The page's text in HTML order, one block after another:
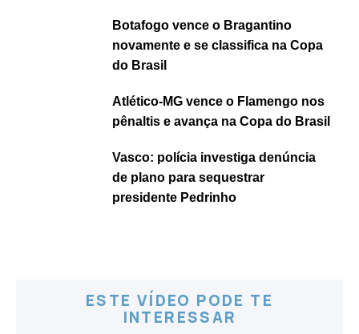
Botafogo vence o Bragantino
novamente e se classifica na Copa
do Brasil
Atlético-MG vence o Flamengo nos
pênaltis e avança na Copa do Brasil
Vasco: polícia investiga denúncia
de plano para sequestrar
presidente Pedrinho
ESTE VÍDEO PODE TE
INTERESSAR